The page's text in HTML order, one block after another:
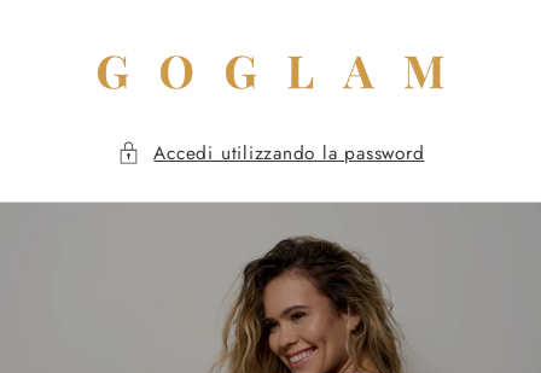
ai contenuti
Accedi utilizzando la password